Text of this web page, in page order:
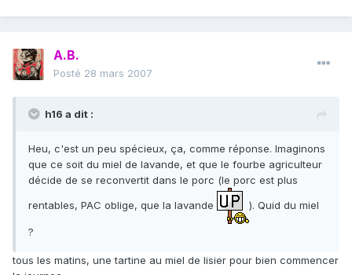
A.B.
Posté 28 mars 2007
h16 a dit :
Heu, c'est un peu spécieux, ça, comme réponse. Imaginons
que ce soit du miel de lavande, et que le fourbe agriculteur
décide de se reconvertit dans le porc (le porc est plus
rentables, PAC oblige, que la lavande
). Quid du miel
?
tous les matins, une tartine au miel de lisier pour bien commencer